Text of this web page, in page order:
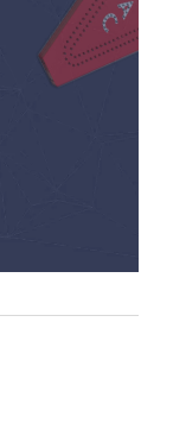
Carotte de tabac